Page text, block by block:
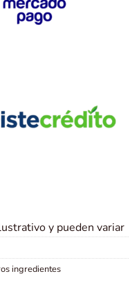
y pueden variar
ingredientes